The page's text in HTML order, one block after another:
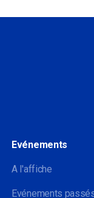
Evénements
A l'affiche
Evénements